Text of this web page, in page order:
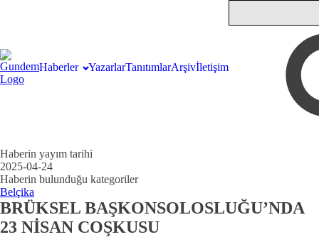
Haberler YazarlarTanıtımlarArşivİletişim
Haberin yayım tarihi
2025-04-24
Haberin bulunduğu kategoriler
Belçika
BRÜKSEL BAŞKONSOLOSLUĞU’NDA
23 NİSAN COŞKUSU